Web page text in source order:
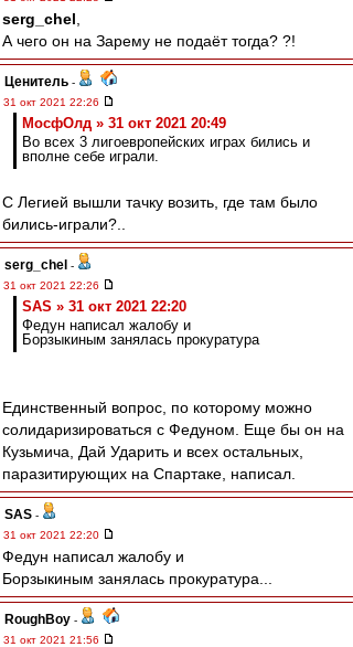
serg_chel
А чего он на Зарему не подаёт тогда? ?!
Ценитель -
31 окт 2021 22:26
МосфОлд » 31 окт 2021 20:49
Во всех 3 лигоевропейских играх бились и
вполне себе играли.
С Легией вышли тачку возить, где там было
бились-играли?..
serg_chel -
31 окт 2021 22:26
SAS » 31 окт 2021 22:20
Федун написал жалобу и
Борзыкиным занялась прокуратура
Единственный вопрос, по которому можно
солидаризироваться с Федуном. Еще бы он на
Кузьмича, Дай Ударить и всех остальных,
паразитирующих на Спартаке, написал.
SAS -
31 окт 2021 22:20
Федун написал жалобу и
Борзыкиным занялась прокуратура...
RoughBoy -
31 окт 2021 21:56